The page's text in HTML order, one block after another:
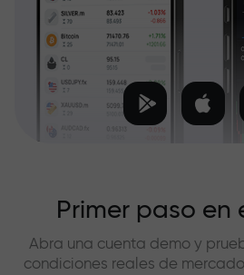
Primer paso en
Abra una cuenta demo y
condiciones reales de